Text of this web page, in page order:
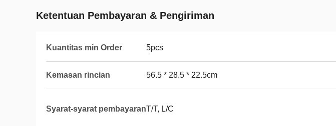
Ketentuan Pembayaran & Pengiriman
Kuantitas min Order 5pcs
Kemasan rincian 56.5 * 28.5 * 22.5cm
Syarat-syarat pembayaranT/T, L/C